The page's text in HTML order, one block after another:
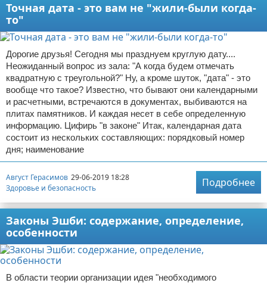
Точная дата - это вам не "жили-были когда-
то"
Дорогие друзья! Сегодня мы празднуем круглую дату....
Неожиданный вопрос из зала: "А когда будем отмечать
квадратную с треугольной?" Ну, а кроме шуток, "дата" - это
вообще что такое? Известно, что бывают они календарными
и расчетными, встречаются в документах, выбиваются на
плитах памятников. И каждая несет в себе определенную
информацию. Цифирь "в законе" Итак, календарная дата
состоит из нескольких составляющих: порядковый номер
дня; наименование
Август Герасимов 29-06-2019 18:28
Здоровье и безопасность
Подробнее
Законы Эшби: содержание, определение,
особенности
В области теории организации идея "необходимого